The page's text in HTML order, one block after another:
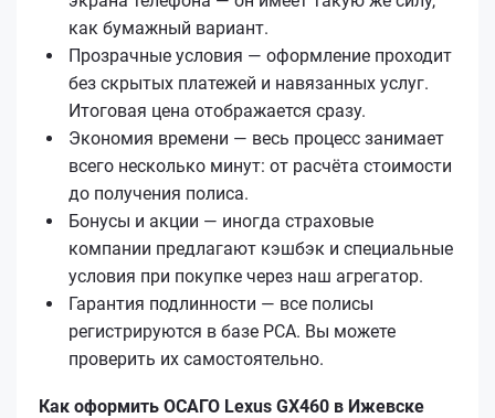
как бумажный вариант.
Прозрачные условия — оформление проходит
без скрытых платежей и навязанных услуг.
Итоговая цена отображается сразу.
Экономия времени — весь процесс занимает
всего несколько минут: от расчёта стоимости
до получения полиса.
Бонусы и акции — иногда страховые
компании предлагают кэшбэк и специальные
условия при покупке через наш агрегатор.
Гарантия подлинности — все полисы
регистрируются в базе РСА. Вы можете
проверить их самостоятельно.
Как оформить ОСАГО Lexus GX460 в Ижевске